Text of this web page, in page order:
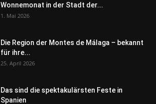
Wonnemonat in der Stadt der...
1. Mai 2026
Die Region der Montes de Málaga – bekannt
für ihre...
25. April 2026
Das sind die spektakulärsten Feste in
Spanien